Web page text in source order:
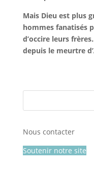
Mais Dieu est plus
hommes fanatisés
d’occire leurs
depuis le meurtre
Nous contacter
Soutenir notre site